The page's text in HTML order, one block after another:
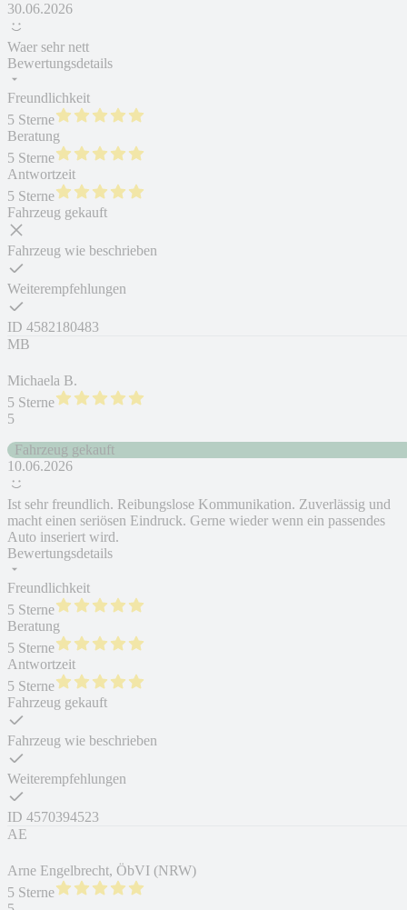
30.06.2026
Waer sehr nett
Bewertungsdetails
Freundlichkeit
5 Sterne
Beratung
5 Sterne
Antwortzeit
5 Sterne
Fahrzeug gekauft
Fahrzeug wie beschrieben
Weiterempfehlungen
ID 4582180483
MB
Michaela B.
5 Sterne
5
Fahrzeug gekauft
10.06.2026
Ist sehr freundlich. Reibungslose Kommunikation. Zuverlässig und
macht einen seriösen Eindruck. Gerne wieder wenn ein passendes
Auto inseriert wird.
Bewertungsdetails
Freundlichkeit
5 Sterne
Beratung
5 Sterne
Antwortzeit
5 Sterne
Fahrzeug gekauft
Fahrzeug wie beschrieben
Weiterempfehlungen
ID 4570394523
AE
Arne Engelbrecht, ÖbVI (NRW)
5 Sterne